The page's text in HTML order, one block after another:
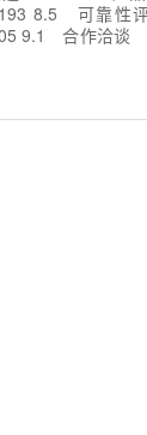
8.5 可靠性
9.1 合作
234 10.2 跨